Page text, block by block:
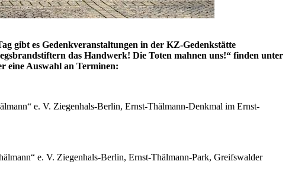
gibt es Gedenkveranstaltungen in der KZ-Gedenkstätte
das Handwerk! Die Toten mahnen uns!“ finden unter
eine Auswahl an Terminen:
e. V. Ziegenhals-Berlin, Ernst-Thälmann-Denkmal im Ernst-
e. V. Ziegenhals-Berlin, Ernst-Thälmann-Park, Greifswalder